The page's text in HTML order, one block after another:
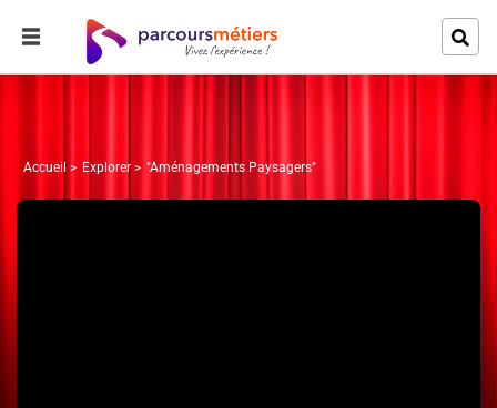
Accueil Explorer "Aménagements Paysagers"